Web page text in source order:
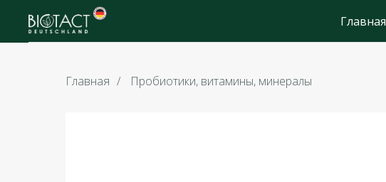
Главная
Главная / Пробиотики, витамины, минералы